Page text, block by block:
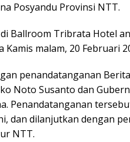
Posyandu Provinsi NTT.
Ballroom Tribrata Hotel
malam, 20 Februari
penandatanganan
Noto Susanto dan
Penandatanganan
dan dilanjutkan dengan
NTT.